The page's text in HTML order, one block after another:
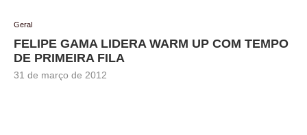
Geral
FELIPE GAMA LIDERA WARM UP COM TEMPO
DE PRIMEIRA FILA
31 de março de 2012